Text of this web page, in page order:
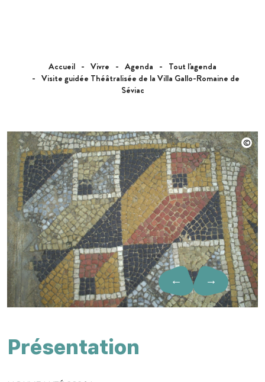
Accueil Vivre Agenda
Tout l'agenda
Visite guidée Théâtralisée de la Villa Gallo-Romaine de
Séviac
← →
Présentation